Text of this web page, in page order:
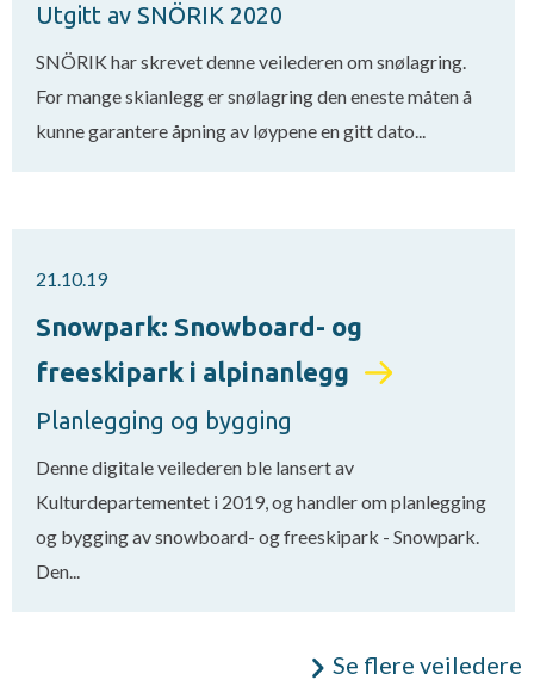
Utgitt av SNÖRIK 2020
SNÖRIK har skrevet denne veilederen om snølagring.
For mange skianlegg er snølagring den eneste måten å
kunne garantere åpning av løypene en gitt dato...
21.10.19
Snowpark: Snowboard- og
freeskipark i alpinanlegg
Planlegging og bygging
Denne digitale veilederen ble lansert av
Kulturdepartementet i 2019, og handler om planlegging
og bygging av snowboard- og freeskipark - Snowpark.
Den...
Se flere veiledere